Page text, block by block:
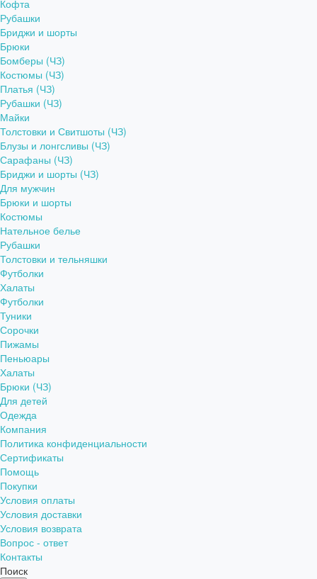
Кофта
Рубашки
Бриджи и шорты
Брюки
Бомберы (ЧЗ)
Костюмы (ЧЗ)
Платья (ЧЗ)
Рубашки (ЧЗ)
Майки
Толстовки и Свитшоты (ЧЗ)
Блузы и лонгсливы (ЧЗ)
Сарафаны (ЧЗ)
Бриджи и шорты (ЧЗ)
Для мужчин
Брюки и шорты
Костюмы
Нательное белье
Рубашки
Толстовки и тельняшки
Футболки
Халаты
Футболки
Туники
Сорочки
Пижамы
Пеньюары
Халаты
Брюки (ЧЗ)
Для детей
Одежда
Компания
Политика конфиденциальности
Сертификаты
Помощь
Покупки
Условия оплаты
Условия доставки
Условия возврата
Вопрос - ответ
Контакты
Поиск